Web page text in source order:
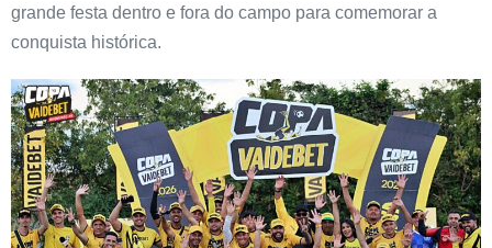
grande festa dentro e fora do campo para comemorar a
conquista histórica.